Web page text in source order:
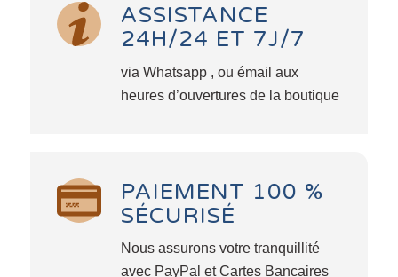
ASSISTANCE
24H/24 ET 7J/7
via Whatsapp , ou émail aux
heures d’ouvertures de la boutique
PAIEMENT 100 %
SÉCURISÉ
Nous assurons votre tranquillité
avec PayPal et Cartes Bancaires